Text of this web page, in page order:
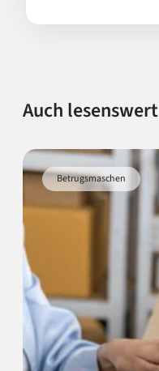
Auch lesenswert
Betrugsmaschen